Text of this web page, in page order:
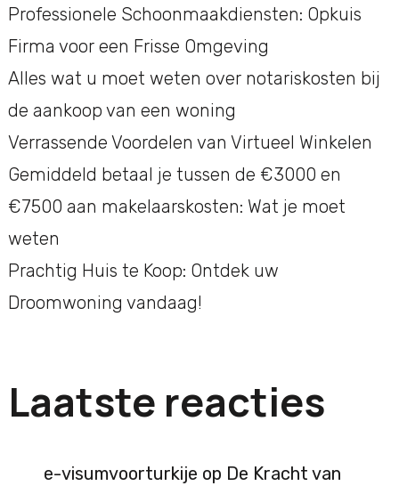
Professionele Schoonmaakdiensten: Opkuis
Firma voor een Frisse Omgeving
Alles wat u moet weten over notariskosten bij
de aankoop van een woning
Verrassende Voordelen van Virtueel Winkelen
Gemiddeld betaal je tussen de €3000 en
€7500 aan makelaarskosten: Wat je moet
weten
Prachtig Huis te Koop: Ontdek uw
Droomwoning vandaag!
Laatste reacties
e-visumvoorturkije op De Kracht van